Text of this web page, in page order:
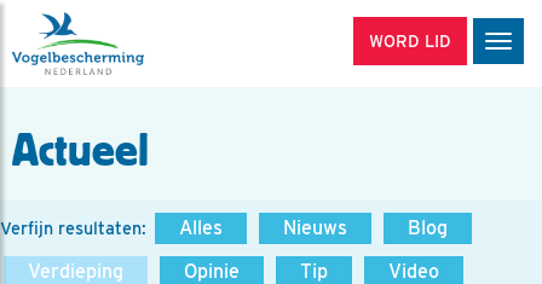
WORD LID
Actueel
Verfijn resultaten: Alles Nieuws
Blog
Verdieping
Opinie Tip
Video